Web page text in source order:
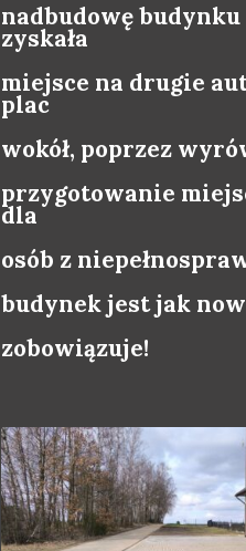
nadbudowę budynku
zyskała
miejsce na drugie
plac
wokół, poprzez
przygotowanie
dla
osób z
budynek jest jak
zobowiązuje!